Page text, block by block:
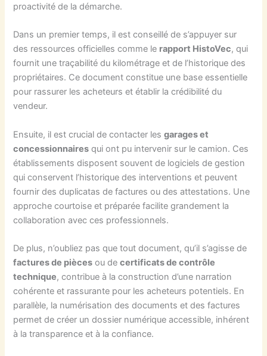
proactivité de la démarche.
Dans un premier temps, il est conseillé de s’appuyer sur
des ressources officielles comme le rapport HistoVec, qui
fournit une traçabilité du kilométrage et de l’historique des
propriétaires. Ce document constitue une base essentielle
pour rassurer les acheteurs et établir la crédibilité du
vendeur.
Ensuite, il est crucial de contacter lesgarages et
concessionnaires qui ont pu intervenir sur le camion. Ces
établissements disposent souvent de logiciels de gestion
qui conservent l’historique des interventions et peuvent
fournir des duplicatas de factures ou des attestations. Une
approche courtoise et préparée facilite grandement la
collaboration avec ces professionnels.
De plus, n’oubliez pas que tout document, qu’il s’agisse de
factures de pièces ou decertificats de contrôle
technique, contribue à la construction d’une narration
cohérente et rassurante pour les acheteurs potentiels. En
parallèle, la numérisation des documents et des factures
permet de créer un dossier numérique accessible, inhérent
à la transparence et à la confiance.